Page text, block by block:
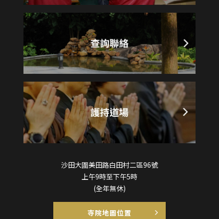
沙田大圍美田路白田村二區96號
上午9時至下午5時
(全年無休)
寺院地圖位置